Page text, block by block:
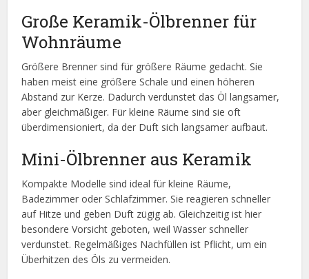
Große Keramik-Ölbrenner für
Wohnräume
Größere Brenner sind für größere Räume gedacht. Sie
haben meist eine größere Schale und einen höheren
Abstand zur Kerze. Dadurch verdunstet das Öl langsamer,
aber gleichmäßiger. Für kleine Räume sind sie oft
überdimensioniert, da der Duft sich langsamer aufbaut.
Mini-Ölbrenner aus Keramik
Kompakte Modelle sind ideal für kleine Räume,
Badezimmer oder Schlafzimmer. Sie reagieren schneller
auf Hitze und geben Duft zügig ab. Gleichzeitig ist hier
besondere Vorsicht geboten, weil Wasser schneller
verdunstet. Regelmäßiges Nachfüllen ist Pflicht, um ein
Überhitzen des Öls zu vermeiden.